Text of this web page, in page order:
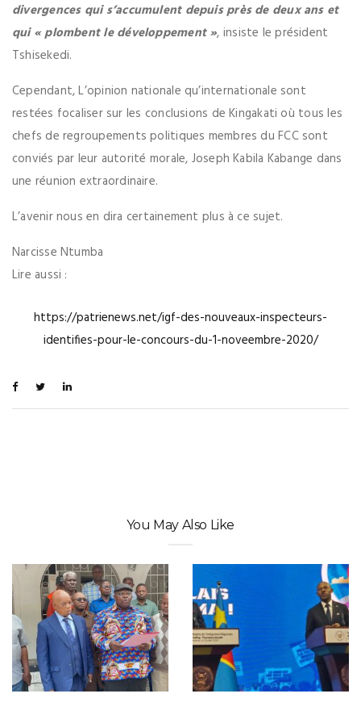
divergences qui s’accumulent depuis près de deux ans et
qui « plombent le développement », insiste le président
Tshisekedi.
Cependant, L’opinion nationale qu’internationale sont
restées focaliser sur les conclusions de Kingakati où tous les
chefs de regroupements politiques membres du FCC sont
conviés par leur autorité morale, Joseph Kabila Kabange dans
une réunion extraordinaire.
L’avenir nous en dira certainement plus à ce sujet.
Narcisse Ntumba
Lire aussi :
https://patrienews.net/igf-des-nouveaux-inspecteurs-
identifies-pour-le-concours-du-1-noveembre-2020/
You May Also Like